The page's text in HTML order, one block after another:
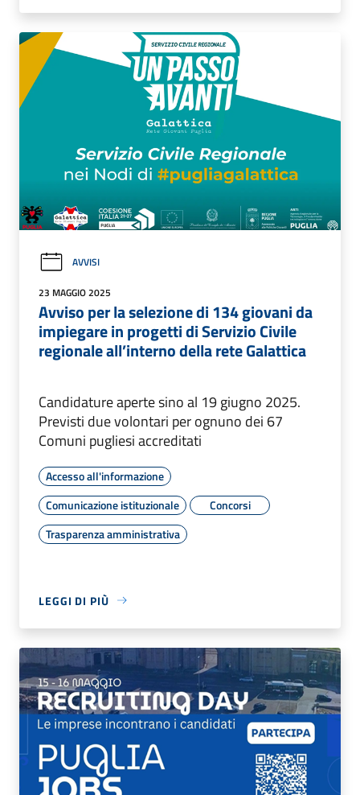
AVVISI
23 MAGGIO 2025
Avviso per la selezione di 134 giovani da
impiegare in progetti di Servizio Civile
regionale all’interno della rete Galattica
Candidature aperte sino al 19 giugno 2025.
Previsti due volontari per ognuno dei 67
Comuni pugliesi accreditati
Accesso all'informazione
Comunicazione istituzionale
Concorsi
Trasparenza amministrativa
LEGGI DI PIÙ